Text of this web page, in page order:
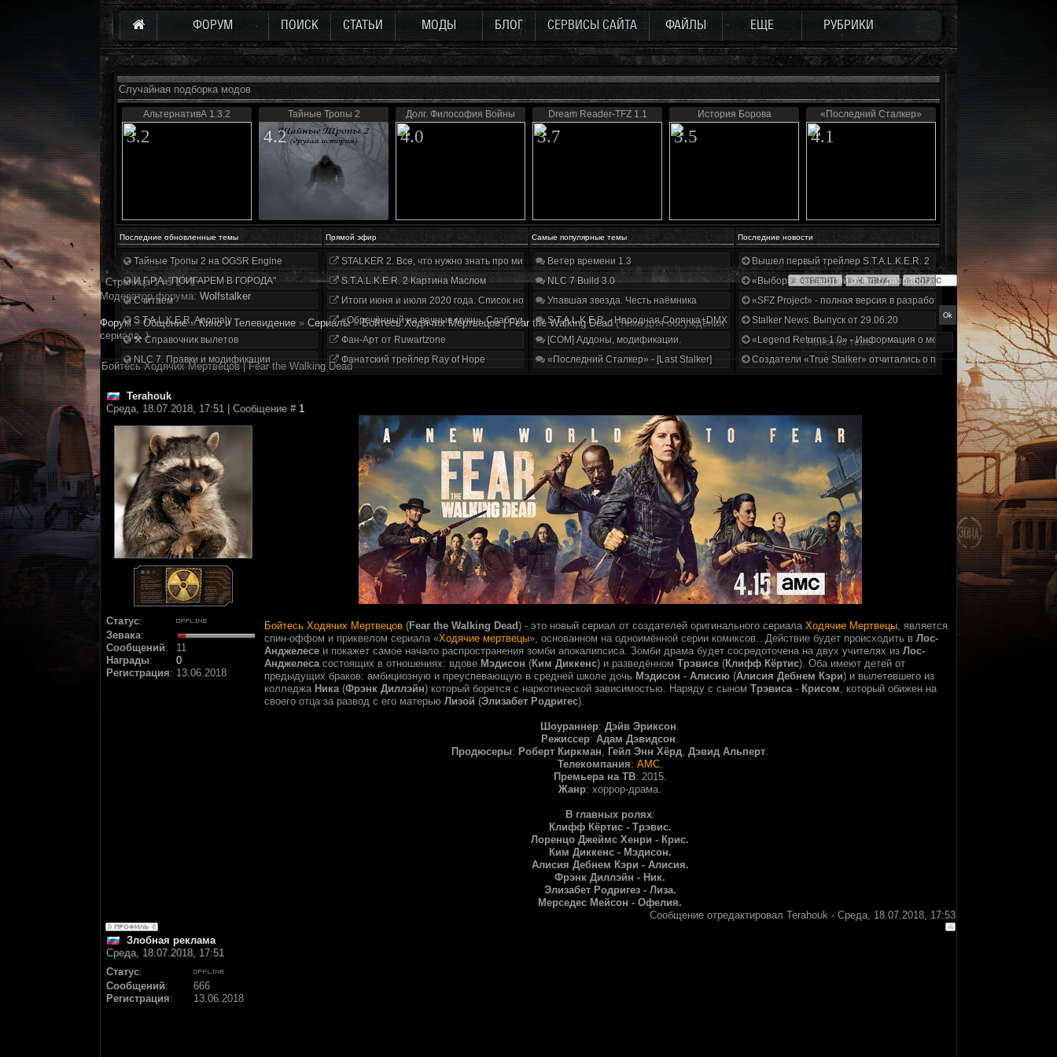
ФОРУМ ПОИСК СТАТЬИ МОДЫ БЛОГ СЕРВИСЫ САЙТА ФАЙЛЫ ЕЩЕ РУБРИКИ
Случайная подборка модов
АльтернативА 1.3.2
3.2
Тайные Тропы 2
4.2
Долг. Философия Войны
4.0
Dream Reader-TFZ 1.1
3.7
История Борова
3.5
«Последний Сталкер»
4.1
Последние обновленные темы Прямой эфир Самые популярные темы Последние новости
Тайные Тропы 2 на OGSR Engine
И.Г.Р.А. "ПОИГАРЕМ В ГОРОДА"
Считаем
S.T.A.L.K.E.R. Anomaly
⚒ Справочник вылетов
NLC 7. Правки и модификации
STALKER 2. Все, что нужно знать про мир, геймплей и сюжет | Разбор трейлера
S.T.A.L.K.E.R. 2 Картина Маслом
Итоги июня и июля 2020 года. Список нововведений
«Обречённый на вечные муки». Слабоумие и отвага
Фан-Арт от Ruwartzone
Фанатский трейлер Ray of Hope
Ветер времени 1.3
NLC 7 Build 3.0
Упавшая звезда. Честь наёмника
S.T.A.L.K.E.R. - Народная Солянка+DMX 1.3.5.ООП.МА.К.
[COM] Аддоны, модификации.
«Последний Сталкер» - [Last Stalker]
Вышел первый трейлер S.T.A.L.K.E.R. 2
«Выбор» - четвертый отчет о разработке!
«SFZ Project» - полная версия в разработке!
Stalker News. Выпуск от 29.06.20
«Legend Returns 1.0» - Информация о моде за июнь 2020
Создатели «True Stalker» отчитались о проделанной работе
Страница1из1
1
Модератор форума: Wolfstalker
Форум » Общение » Кино и Телевидение » Сериалы » Бойтесь Ходячих Мертвецов | Fear the Walking Dead (Тема для обсуждения
сериала..)
Бойтесь Ходячих Мертвецов | Fear the Walking Dead
Terahouk
Среда, 18.07.2018, 17:51 | Сообщение # 1
Статус:
Зевака:
Сообщений:
11
Награды:
0
Регистрация: 13.06.2018
Бойтесь Ходячих Мертвецов (Fear the Walking Dead) - это новый сериал от создателей оригинального сериала Ходячие Мертвецы, является
спин-оффом и приквелом сериала «Ходячие мертвецы», основанном на одноимённой серии комиксов.. Действие будет происходить в Лос-
Анджелесе и покажет самое начало распространения зомби апокалипсиса. Зомби драма будет сосредоточена на двух учителях из Лос-
Анджелесасостоящих в отношениях: вдове Мэдисон (Ким Диккенс) и разведённом Трэвисе (Клифф Кёртис). Оба имеют детей от
предыдущих браков: амбициозную и преуспевающую в средней школе дочь Мэдисон - Алисию (Алисия Дебнем Кэри) и вылетевшего из
колледжа Ника(Фрэнк Диллэйн) который борется с наркотической зависимостью. Наряду с сыном Трэвиса- Крисом, который обижен на
своего отца за развод с его матерью Лизой (Элизабет Родригес).
Шоураннер: Дэйв Эриксон.
Режиссер: Адам Дэвидсон.
Продюсеры: Роберт Киркман, Гейл Энн Хёрд, Дэвид Альперт.
Телекомпания: AMC.
Премьера на ТВ: 2015.
Жанр: хоррор-драма.
В главных ролях:
Клифф Кёртис - Трэвис.
Лоренцо Джеймс Хенри - Крис.
Ким Диккенс - Мэдисон.
Алисия Дебнем Кэри - Алисия.
Фрэнк Диллэйн - Ник.
Элизабет Родригез - Лиза.
Мерседес Мейсон - Офелия.
Сообщение отредактировал Terahouk - Среда, 18.07.2018, 17:53
Злобная реклама
Среда, 18.07.2018, 17:51
Статус:
Сообщений:
666
Регистрация: 13.06.2018